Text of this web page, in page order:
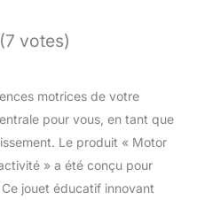
votes)
motrices de votre
pour vous, en tant que
Le produit « Motor
» a été conçu pour
jouet éducatif innovant